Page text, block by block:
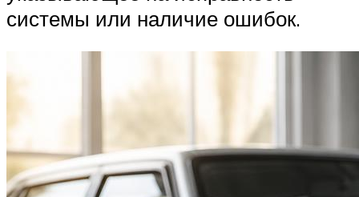
системы или наличие ошибок.